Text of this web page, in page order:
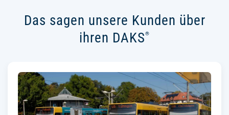
Das sagen unsere Kunden über
ihren DAKS®